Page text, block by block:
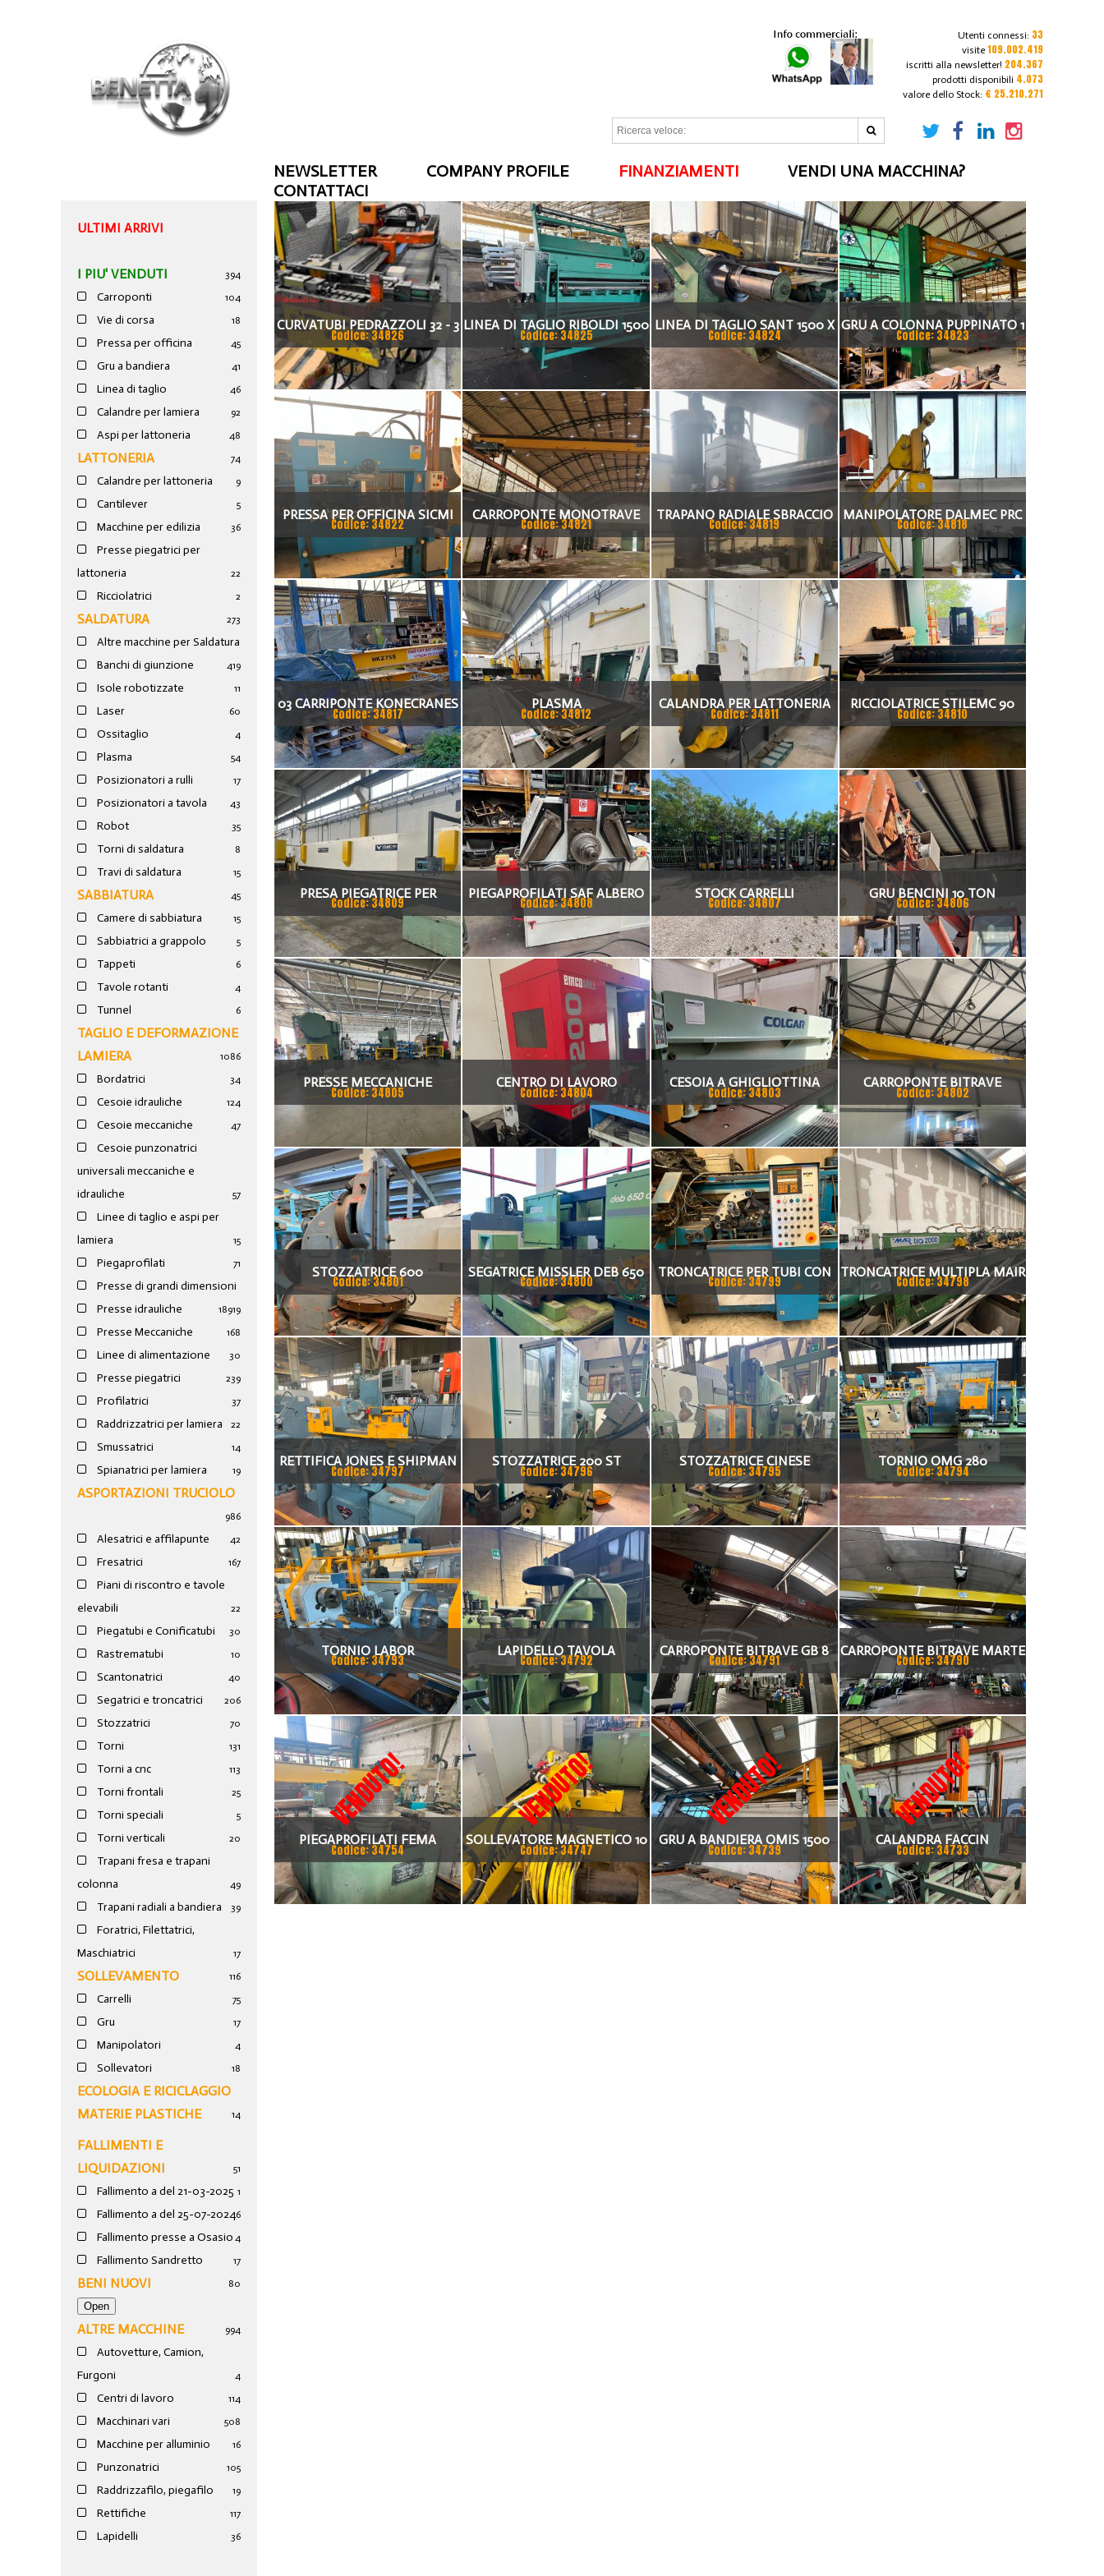
Utenti connessi: 33
visite 109.002.419
iscritti alla newsletter! 204.367
prodotti disponibili 4.073
valore dello Stock: € 25.210.271
NEWSLETTER COMPANY PROFILE FINANZIAMENTI
VENDI UNA MACCHINA?
CONTATTACI
ULTIMI ARRIVI
I PIU' VENDUTI 394
Carroponti 104
Vie di corsa 18
Pressa per officina 45
Gru a bandiera 41
Linea di taglio 46
Calandre per lamiera 92
Aspi per lattoneria 48
LATTONERIA 74
Calandre per lattoneria 9
Cantilever 5
Macchine per edilizia 36
Presse piegatrici per
lattoneria
22
Ricciolatrici 2
SALDATURA 273
Altre macchine per Saldatura
19
Banchi di giunzione 4
Isole robotizzate 11
Laser 60
Ossitaglio 4
Plasma 54
Posizionatori a rulli 17
Posizionatori a tavola 43
Robot 35
Torni di saldatura 8
Travi di saldatura 15
SABBIATURA 45
Camere di sabbiatura 15
Sabbiatrici a grappolo 5
Tappeti 6
Tavole rotanti 4
Tunnel 6
TAGLIO E DEFORMAZIONE
LAMIERA
1086
Bordatrici 34
Cesoie idrauliche 124
Cesoie meccaniche 47
Cesoie punzonatrici
universali meccaniche e
idrauliche
57
Linee di taglio e aspi per
lamiera
15
Piegaprofilati 71
Presse di grandi dimensioni
19
Presse idrauliche 189
Presse Meccaniche 168
Linee di alimentazione 30
Presse piegatrici 239
Profilatrici 37
Raddrizzatrici per lamiera 22
Smussatrici 14
Spianatrici per lamiera 19
ASPORTAZIONI TRUCIOLO
986
Alesatrici e affilapunte 42
Fresatrici 167
Piani di riscontro e tavole
elevabili
22
Piegatubi e Conificatubi 30
Rastrematubi 10
Scantonatrici 40
Segatrici e troncatrici 206
Stozzatrici 70
Torni 131
Torni a cnc 113
Torni frontali 25
Torni speciali 5
Torni verticali 20
Trapani fresa e trapani
colonna
49
Trapani radiali a bandiera 39
Foratrici, Filettatrici,
Maschiatrici
17
SOLLEVAMENTO 116
Carrelli 75
Gru 17
Manipolatori 4
Sollevatori 18
ECOLOGIA E RICICLAGGIO
MATERIE PLASTICHE
14
FALLIMENTI E
LIQUIDAZIONI
51
Fallimento a del 21-03-2025 1
Fallimento a del 25-07-20246
Fallimento presse a Osasio 4
Fallimento Sandretto 17
BENI NUOVI 80
ALTRE MACCHINE 994
Autovetture, Camion,
Furgoni
4
Centri di lavoro 114
Macchinari vari 508
Macchine per alluminio 16
Punzonatrici 105
Raddrizzafilo, piegafilo 19
Rettifiche 117
Lapidelli 36
CURVATUBI PEDRAZZOLI 32 - 3
ASSI CNC
Codice: 34826
LINEA DI TAGLIO RIBOLDI 1500
X 2MM
Codice: 34825
LINEA DI TAGLIO SANT 1500 X
3 MM
Codice: 34824
GRU A COLONNA PUPPINATO 1
TON
Codice: 34823
PRESSA PER OFFICINA SICMI
100 TON
Codice: 34822
CARROPONTE MONOTRAVE
DEMAG 5 TON SCARTAMENTO
16190 MM
Codice: 34821
TRAPANO RADIALE SBRACCIO
3000 MM. FORO 100 MM
Codice: 34819
MANIPOLATORE DALMEC PRC
Codice: 34818
03 CARRIPONTE KONECRANES
2 TON
Codice: 34817
PLASMA
Codice: 34812
CALANDRA PER LATTONERIA
Codice: 34811
RICCIOLATRICE STILEMC 90
Codice: 34810
PRESA PIEGATRICE PER
LATTONERIA STILMEC 90
Codice: 34809
PIEGAPROFILATI SAF ALBERO
80MM
Codice: 34808
STOCK CARRELLI
Codice: 34807
GRU BENCINI 10 TON
Codice: 34806
PRESSE MECCANICHE
Codice: 34805
CENTRO DI LAVORO
EMCOMILL FAMUP E1200
Codice: 34804
CESOIA A GHIGLIOTTINA
COLGAR IDRAULICA CM 3006
Codice: 34803
CARROPONTE BITRAVE
MELONI 10 TON
SCARTAMENTO 18875 MM
ANNO 1980
Codice: 34802
STOZZATRICE 600
Codice: 34801
SEGATRICE MISSLER DEB 650
CE
Codice: 34800
TRONCATRICE PER TUBI CON
FORNO
Codice: 34799
TRONCATRICE MULTIPLA MAIR
TRA 2000 CON CARICATORE
Codice: 34798
RETTIFICA JONES E SHIPMAN
Codice: 34797
STOZZATRICE 200 ST
Codice: 34796
STOZZATRICE CINESE
Codice: 34795
TORNIO OMG 280
Codice: 34794
TORNIO LABOR
Codice: 34793
LAPIDELLO TAVOLA
CIRCOLARE MCR 300
Codice: 34792
CARROPONTE BITRAVE GB 8
TON SCARTAMENTO 17000
MM
Codice: 34791
CARROPONTE BITRAVE MARTE
20 TON SCARTAMENTO 17000
MM ANNO 1997
Codice: 34790
PIEGAPROFILATI FEMA
Codice: 34754
VENDUTO!
SOLLEVATORE MAGNETICO 10
TON
Codice: 34747
VENDUTO!
GRU A BANDIERA OMIS 1500
KG CON ROTAZIONE
MOTORIZZATA
Codice: 34739
VENDUTO!
CALANDRA FACCIN
2000X6MM 4 RULLI
VISUALIZZATA + SOSTEGNO
Codice: 34733
VENDUTO!